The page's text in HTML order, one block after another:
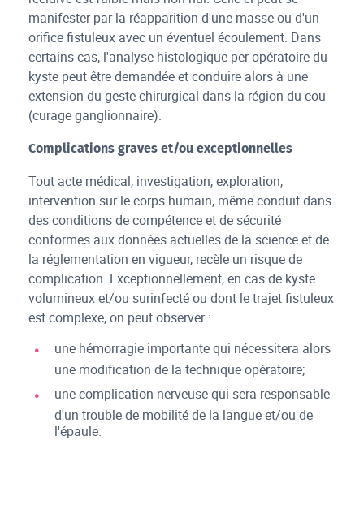
manifester par la réapparition d'une masse ou d'un
orifice fistuleux avec un éventuel écoulement. Dans
certains cas, l'analyse histologique per-opératoire du
kyste peut être demandée et conduire alors à une
extension du geste chirurgical dans la région du cou
(curage ganglionnaire).
Complications graves et/ou exceptionnelles
Tout acte médical, investigation, exploration,
intervention sur le corps humain, même conduit dans
des conditions de compétence et de sécurité
conformes aux données actuelles de la science et de
la réglementation en vigueur, recèle un risque de
complication. Exceptionnellement, en cas de kyste
volumineux et/ou surinfecté ou dont le trajet fistuleux
est complexe, on peut observer :
une hémorragie importante qui nécessitera alors
une modification de la technique opératoire;
une complication nerveuse qui sera responsable
d'un trouble de mobilité de la langue et/ou de
l'épaule.